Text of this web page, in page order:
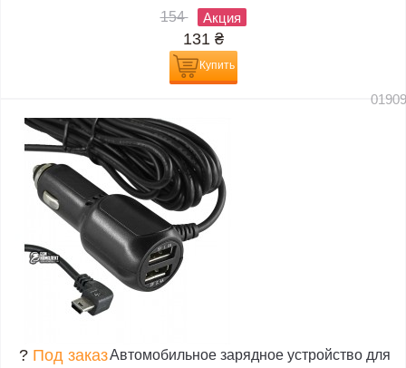
154 Акция
131 ₴
Купить
? Под заказАвтомобильное зарядное устройство для